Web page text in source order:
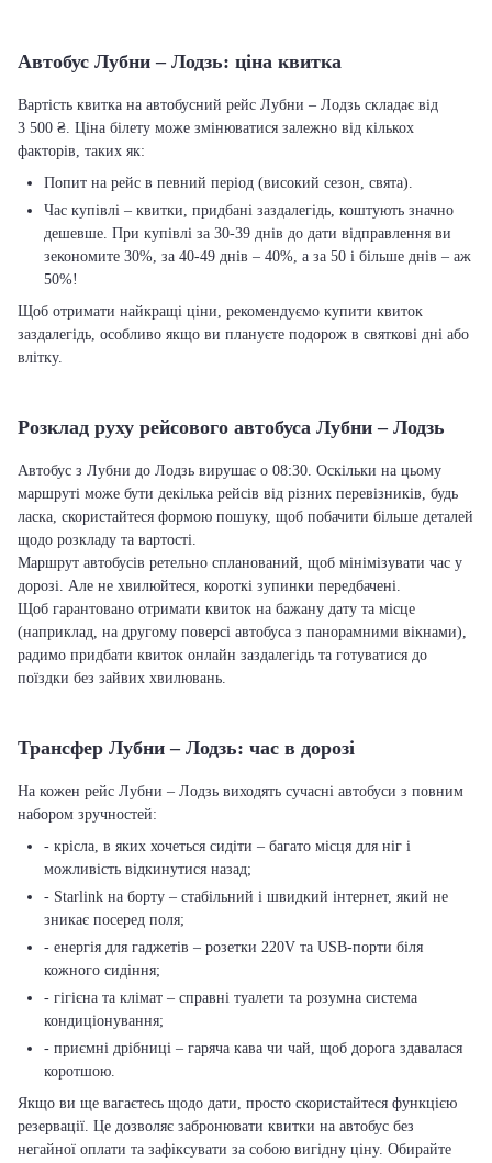
Автобус Лубни – Лодзь: ціна квитка
Вартість квитка на автобусний рейс Лубни – Лодзь складає від
3 500 ₴. Ціна білету може змінюватися залежно від кількох
факторів, таких як:
Попит на рейс в певний період (високий сезон, свята).
Час купівлі – квитки, придбані заздалегідь, коштують значно
дешевше. При купівлі за 30-39 днів до дати відправлення ви
зекономите 30%, за 40-49 днів – 40%, а за 50 і більше днів – аж
50%!
Щоб отримати найкращі ціни, рекомендуємо купити квиток
заздалегідь, особливо якщо ви плануєте подорож в святкові дні або
влітку.
Розклад руху рейсового автобуса Лубни – Лодзь
Автобус з Лубни до Лодзь вирушає о 08:30. Оскільки на цьому
маршруті може бути декілька рейсів від різних перевізників, будь
ласка, скористайтеся формою пошуку, щоб побачити більше деталей
щодо розкладу та вартості.
Маршрут автобусів ретельно спланований, щоб мінімізувати час у
дорозі. Але не хвилюйтеся, короткі зупинки передбачені.
Щоб гарантовано отримати квиток на бажану дату та місце
(наприклад, на другому поверсі автобуса з панорамними вікнами),
радимо придбати квиток онлайн заздалегідь та готуватися до
поїздки без зайвих хвилювань.
Трансфер Лубни – Лодзь: час в дорозі
На кожен рейс Лубни – Лодзь виходять сучасні автобуси з повним
набором зручностей:
- крісла, в яких хочеться сидіти – багато місця для ніг і
можливість відкинутися назад;
- Starlink на борту – стабільний і швидкий інтернет, який не
зникає посеред поля;
- енергія для гаджетів – розетки 220V та USB-порти біля
кожного сидіння;
- гігієна та клімат – справні туалети та розумна система
кондиціонування;
- приємні дрібниці – гаряча кава чи чай, щоб дорога здавалася
коротшою.
Якщо ви ще вагаєтесь щодо дати, просто скористайтеся функцією
резервації. Це дозволяє забронювати квитки на автобус без
негайної оплати та зафіксувати за собою вигідну ціну. Обирайте